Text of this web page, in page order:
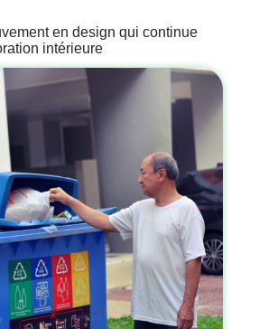
en design qui continue
intérieure